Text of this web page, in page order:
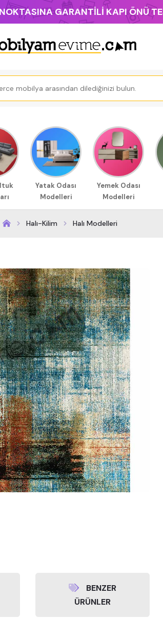
GARANTİLİ KAPI ÖNÜ
Yatak Odası
Modelleri
Yemek Odası
Modelleri
Halı-Kilim Halı Modelleri
BENZER
ÜRÜNLER